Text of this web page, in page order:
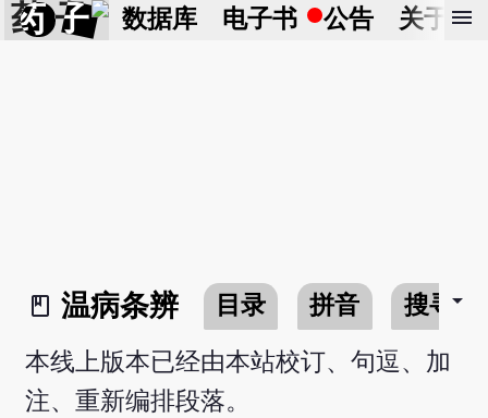
药 子 数据库 电子书 公告 关于 menu
book_2
温病条辨 目录 拼音 搜寻arrow_drop_down
本线上版本已经由本站校订、句逗、加
注、重新编排段落。